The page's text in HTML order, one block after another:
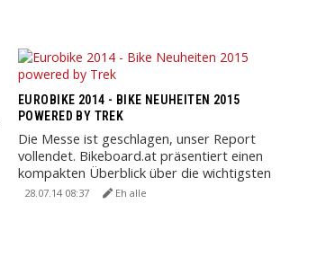
EUROBIKE 2014 - BIKE NEUHEITEN 2015
POWERED BY TREK
Die Messe ist geschlagen, unser Report
vollendet. Bikeboard.at präsentiert einen
kompakten Überblick über die wichtigsten
Neuheiten der weit ...
28.07.14 08:37 Eh alle